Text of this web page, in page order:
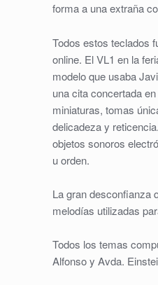
forma a una extraña
Todos estos teclados
online. El VL1 en la
modelo que usaba
una cita concertada
miniaturas, tomas
delicadeza y
objetos sonoros
u orden.
La gran desconfianza
melodías utilizadas
Todos los temas
Alfonso y Avda.